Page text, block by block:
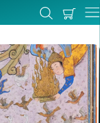
Zoeken
Mijn